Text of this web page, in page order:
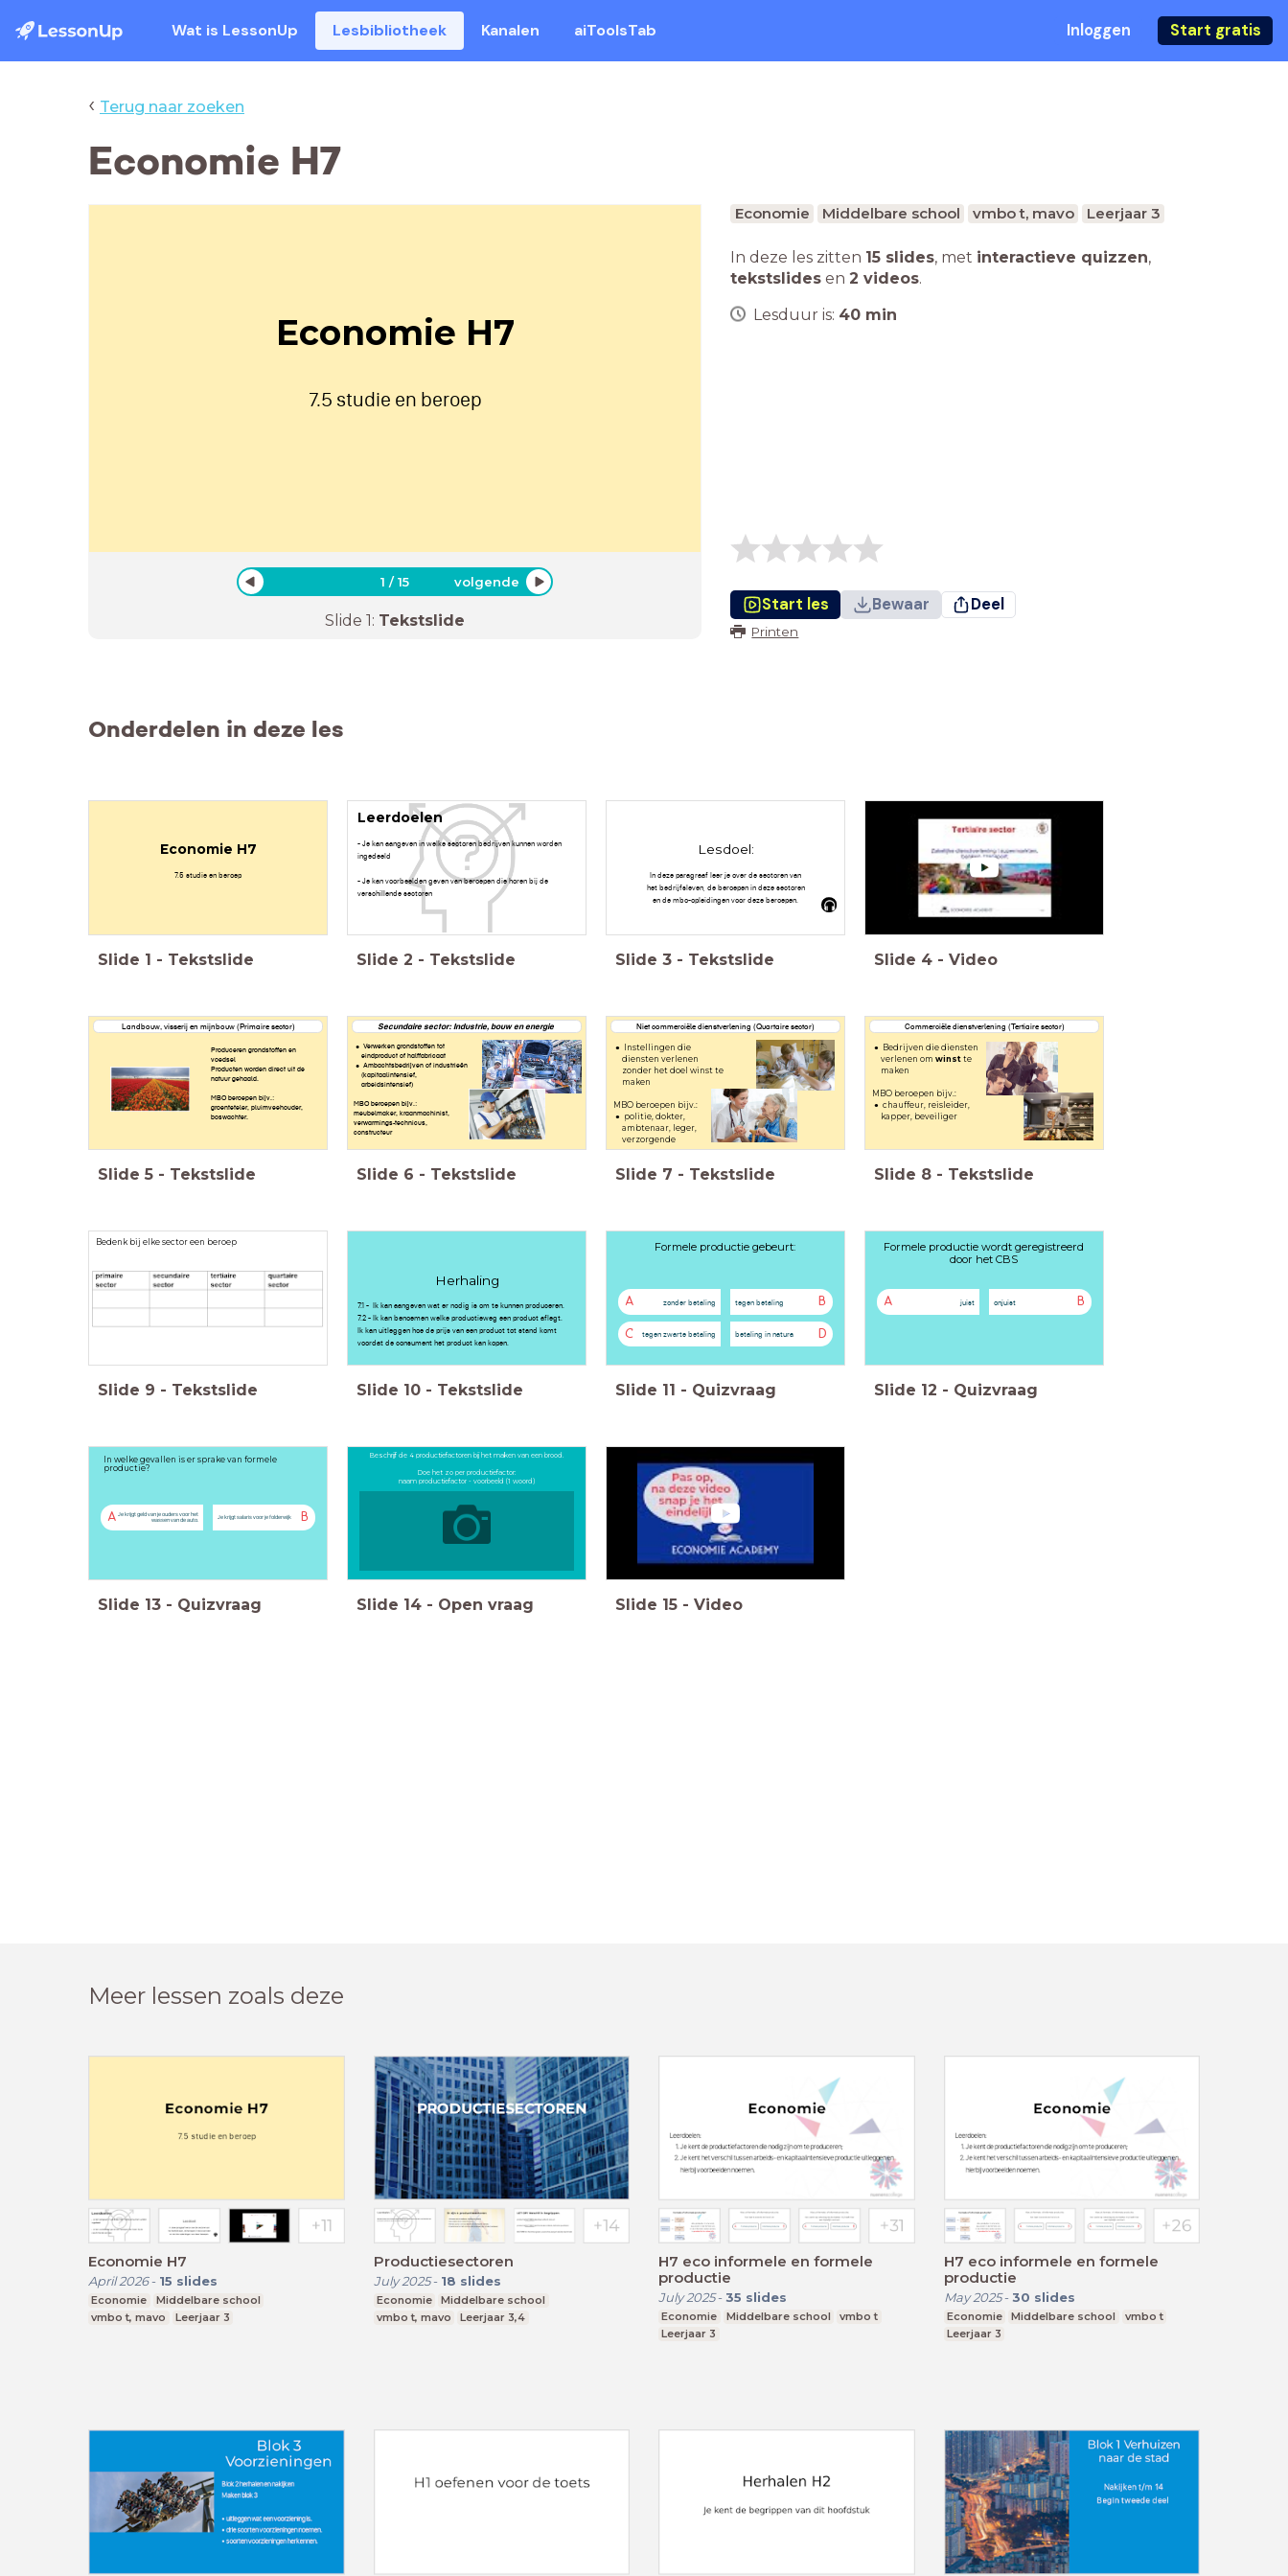
Wat is LessonUp Lesbibliotheek Kanalen aiToolsTab Inloggen Start gratis
‹ Terug naar zoeken
Economie H7
Economie H7
7.5 studie en beroep
1 /15 volgende
Slide 1: Tekstslide
Economie Middelbare school vmbo t, mavo Leerjaar 3
In deze les zitten 15 slides, met interactieve quizzen,
tekstslides en 2 videos.
Lesduur is: 40 min
Start les Bewaar Deel
Printen
Onderdelen in deze les
Economie H7
7.5 studie en beroep
Slide 1 - Tekstslide
Leerdoelen
- Je kan aangeven in welke sectoren bedrijven kunnen worden
ingedeeld
- Je kan voorbeelden geven van beroepen die horen bij de
verschillende sectoren
Slide 2 - Tekstslide
Lesdoel:
In deze paragraaf leer je over de sectoren van
het bedrijfsleven, de beroepen in deze sectoren
en de mbo-opleidingen voor deze beroepen.
Slide 3 - Tekstslide Slide 4 - Video
Landbouw, visserij en mijnbouw (Primaire sector)
Produceren grondstoffen en
voedsel
Producten worden direct uit de
natuur gehaald.
MBO beroepen bijv.:
groenteteler, pluimveehouder,
boswachter.
Slide 5 - Tekstslide
Secundaire sector: Industrie, bouw en energie
Verwerken grondstoffen tot
eindproduct of halffabricaat
Ambachtsbedrijven of industrieën
(kapitaalintensief,
arbeidsintensief)
MBO beroepen bijv.:
meubelmaker, kraanmachinist,
verwarmings-technicus,
constructeur
Slide 6 - Tekstslide
Niet commerciële dienstverlening (Quartaire sector)
Instellingen die
diensten verlenen
zonder het doel winst te
maken
MBO beroepen bijv.:
politie, dokter,
ambtenaar, leger,
verzorgende
Slide 7 - Tekstslide
Commerciële dienstverlening (Tertiaire sector)
Bedrijven die diensten
verlenen om winst te
maken
MBO beroepen bijv.:
chauffeur, reisleider,
kapper, beveiliger
Slide 8 - Tekstslide
Bedenk bij elke sector een beroep
Slide 9 - Tekstslide
Herhaling
7.1 - Ik kan aangeven wat er nodig is om te kunnen produceren.
7.2 - Ik kan benoemen welke productieweg een product aflegt.
Ik kan uitleggen hoe de prijs van een product tot stand komt
voordat de consument het product kan kopen.
Slide 10 - Tekstslide
Formele productie gebeurt:
A zonder betaling B
tegen betaling
C tegen zwarte betaling D
betaling in natura
Slide 11 - Quizvraag
Formele productie wordt geregistreerd
door het CBS
A juist B
onjuist
Slide 12 - Quizvraag
In welke gevallen is er sprake van formele
productie?
A Je krijgt geld van je ouders voor het
wassen van de auto.
B
Je krijgt salaris voor je folderwijk
Slide 13 - Quizvraag
Beschrijf de 4 productiefactoren bij het maken van een brood.
Doe het zo per productiefactor:
naam productiefactor - voorbeeld (1 woord)
Slide 14 - Open vraag Slide 15 - Video
Meer lessen zoals deze
Economie H7
April 2026- 15 slides
Economie
Middelbare school
vmbo t, mavo
Leerjaar 3
Productiesectoren
July 2025- 18 slides
Economie
Middelbare school
vmbo t, mavo
Leerjaar 3,4
H7 eco informele en formele
productie
July 2025- 35 slides
Economie Middelbare school
vmbo t
Leerjaar 3
H7 eco informele en formele
productie
May 2025- 30 slides
Economie Middelbare school
vmbo t
Leerjaar 3